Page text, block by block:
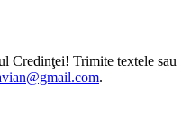
Credinţei! Trimite textele sau
.